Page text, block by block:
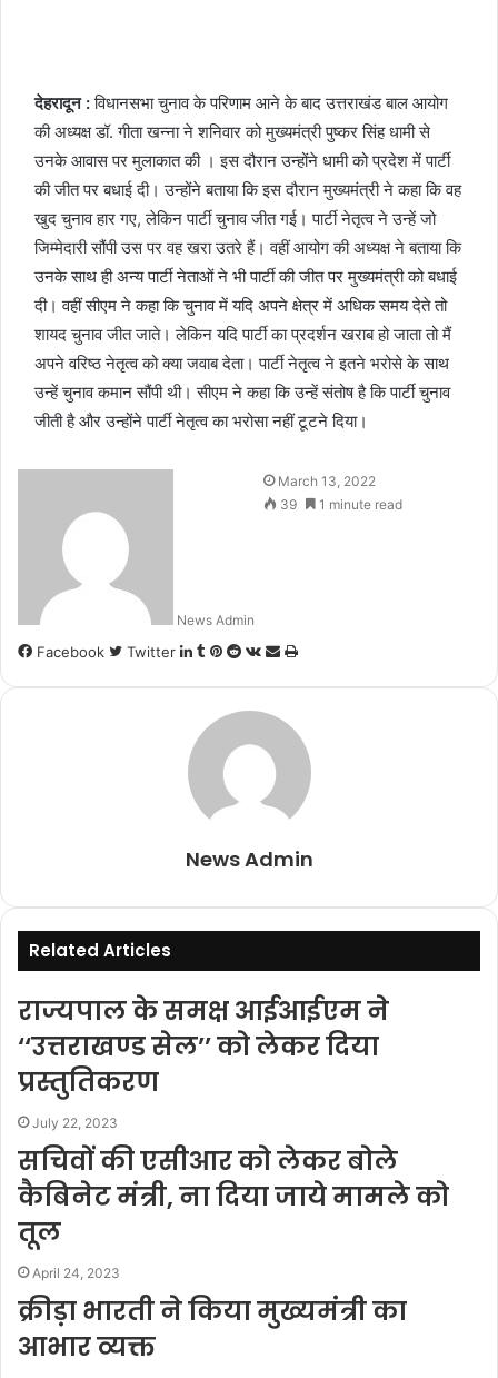
देहरादून :विधानसभा चुनाव के परिणाम आने के बाद उत्तराखंड बाल आयोग
की अध्यक्ष डॉ. गीता खन्ना ने शनिवार को मुख्यमंत्री पुष्कर सिंह धामी से
उनके आवास पर मुलाकात की । इस दौरान उन्होंने धामी को प्रदेश में पार्टी
की जीत पर बधाई दी। उन्होंने बताया कि इस दौरान मुख्यमंत्री ने कहा कि वह
खुद चुनाव हार गए, लेकिन पार्टी चुनाव जीत गई। पार्टी नेतृत्व ने उन्हें जो
जिम्मेदारी सौंपी उस पर वह खरा उतरे हैं। वहीं आयोग की अध्यक्ष ने बताया कि
उनके साथ ही अन्य पार्टी नेताओं ने भी पार्टी की जीत पर मुख्यमंत्री को बधाई
दी। वहीं सीएम ने कहा कि चुनाव में यदि अपने क्षेत्र में अधिक समय देते तो
शायद चुनाव जीत जाते। लेकिन यदि पार्टी का प्रदर्शन खराब हो जाता तो मैं
अपने वरिष्ठ नेतृत्व को क्या जवाब देता। पार्टी नेतृत्व ने इतने भरोसे के साथ
उन्हें चुनाव कमान सौंपी थी। सीएम ने कहा कि उन्हें संतोष है कि पार्टी चुनाव
जीती है और उन्होंने पार्टी नेतृत्व का भरोसा नहीं टूटने दिया।
News Admin
March 13, 2022
39
1 minute read
Facebook Twitter LinkedIn
Tumblr
Pinterest
RedditVKontakte
Share
Print
News Admin
Related Articles
राज्यपाल के समक्ष आईआईएम ने
‘‘उत्तराखण्ड सेल’’ को लेकर दिया
प्रस्तुतिकरण
July 22, 2023
सचिवों की एसीआर को लेकर बोले
कैबिनेट मंत्री, ना दिया जाये मामले को
तूल
April 24, 2023
क्रीड़ा भारती ने किया मुख्यमंत्री का
आभार व्यक्त